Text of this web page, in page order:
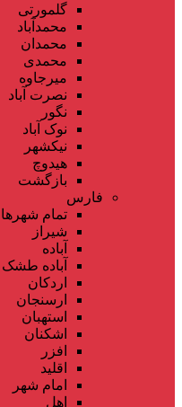
گلمورتی
محمدآباد
محمدان
محمدی
میرجاوه
نصرت آباد
نگور
نوک آباد
نیکشهر
هیدوچ
بازگشت
فارس
تمام شهر‌ها
شیراز
آباده
آباده طشک
اردکان
ارسنجان
استهبان
اشکنان
افزر
اقلید
امام شهر
اهل